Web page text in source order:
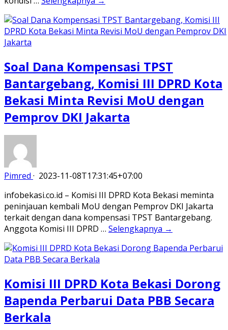
Soal Dana Kompensasi TPST
Bantargebang, Komisi III DPRD Kota
Bekasi Minta Revisi MoU dengan
Pemprov DKI Jakarta
Pimred · 2023-11-08T17:31:45+07:00
infobekasi.co.id – Komisi III DPRD Kota Bekasi meminta
peninjauan kembali MoU dengan Pemprov DKI Jakarta
terkait dengan dana kompensasi TPST Bantargebang.
Anggota Komisi III DPRD … Selengkapnya →
Komisi III DPRD Kota Bekasi Dorong
Bapenda Perbarui Data PBB Secara
Berkala